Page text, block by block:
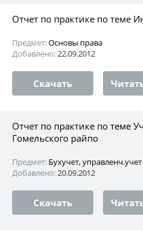
Отчет по практике по теме
Предмет:Основы права
Добавлено:22.09.2012
Скачать
Отчет по практике по теме
Гомельского райпо
Предмет: Бухучет, управленч.учет
Добавлено:20.09.2012
Скачать